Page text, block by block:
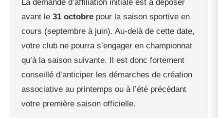
La demande d’affiliation initiale est à déposer
avant le 31 octobre pour la saison sportive en
cours (septembre à juin). Au-delà de cette date,
votre club ne pourra s’engager en championnat
qu’à la saison suivante. Il est donc fortement
conseillé d’anticiper les démarches de création
associative au printemps ou à l’été précédant
votre première saison officielle.